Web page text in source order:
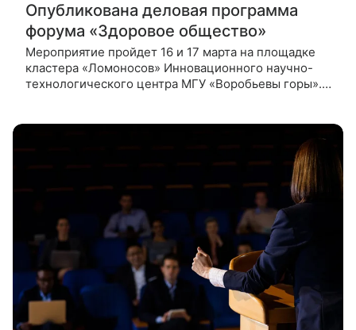
Опубликована деловая программа
форума «Здоровое общество»
Мероприятие пройдет 16 и 17 марта на площадке
кластера «Ломоносов» Инновационного научно-
технологического центра МГУ «Воробьевы горы».